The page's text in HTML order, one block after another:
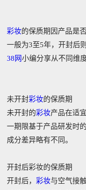
彩妆的保质期因产品是
一般为3至5年，开封后
38网小编分享从不同维
未开封彩妆的保质期
未开封的彩妆产品在适
一期限基于产品研发时
成分差异略有不同。‌‌
开封后彩妆的保质期
开封后，彩妆与空气接